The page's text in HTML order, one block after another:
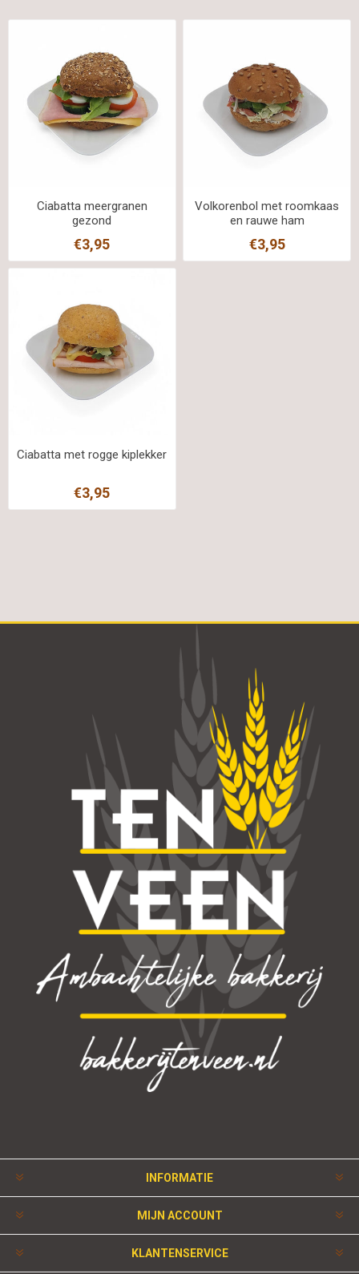
Ciabatta meergranen
gezond
€3,95
Volkorenbol met roomkaas
en rauwe ham
€3,95
Ciabatta met rogge kiplekker
€3,95
INFORMATIE
MIJN ACCOUNT
KLANTENSERVICE